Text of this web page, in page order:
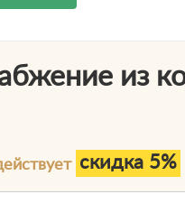
из
скидка 5%